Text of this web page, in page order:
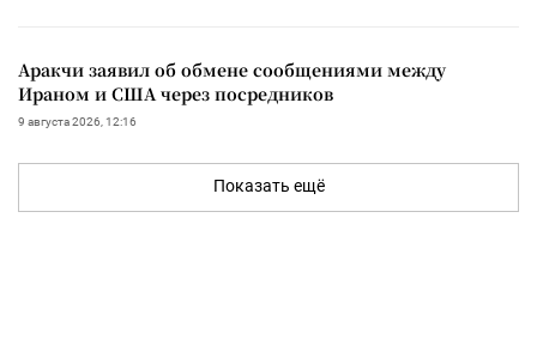
Аракчи заявил об обмене сообщениями между
Ираном и США через посредников
9 августа 2026, 12:16
Показать ещё